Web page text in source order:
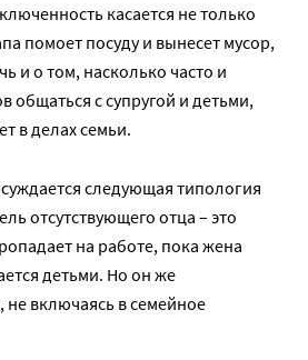
касается не только
помоет посуду и вынесет мусор,
и о том, насколько часто и
общаться с супругой и детьми,
в делах семьи.
следующая типология
отсутствующего отца – это
на работе, пока жена
детьми. Но он же
не включаясь в семейное